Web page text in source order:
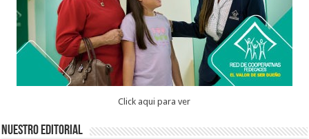
Click aqui para ver
Nuestro Editorial